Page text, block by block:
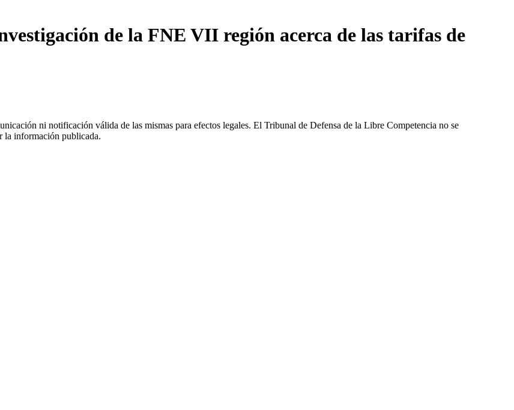
de la FNE VII región acerca de las tarifas de
ni notificación válida de las mismas para efectos legales. El Tribunal de Defensa de la Libre Competencia no se
la información publicada.